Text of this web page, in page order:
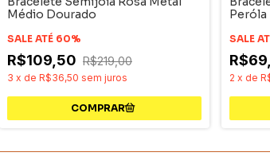
Médio Dourado
SALE ATÉ 60%
R$109,50 R$219,00
3 x de R$36,50 sem juros
Peróla
SALE
2 x de